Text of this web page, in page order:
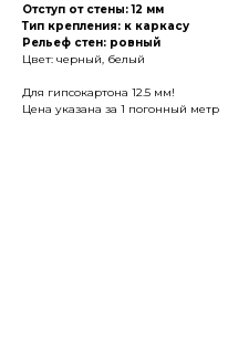
Отступ от стены: 12 мм
Тип крепления: к каркасу
Рельеф стен: ровный
Цвет: черный, белый
Для гипсокартона 12.5 мм!
Цена указана за 1 погонный метр